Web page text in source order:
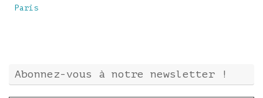
Paris
Abonnez-vous à notre newsletter !